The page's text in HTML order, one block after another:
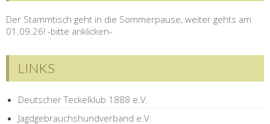
Der Stammtisch geht in die Sommerpause, weiter gehts am
01.09.26! -bitte anklicken-
LINKS
Deutscher Teckelklub 1888 e.V.
Jagdgebrauchshundverband e.V.